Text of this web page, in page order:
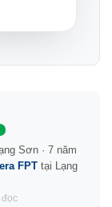
Sơn · 7 năm
FPT tại Lạng
đọc